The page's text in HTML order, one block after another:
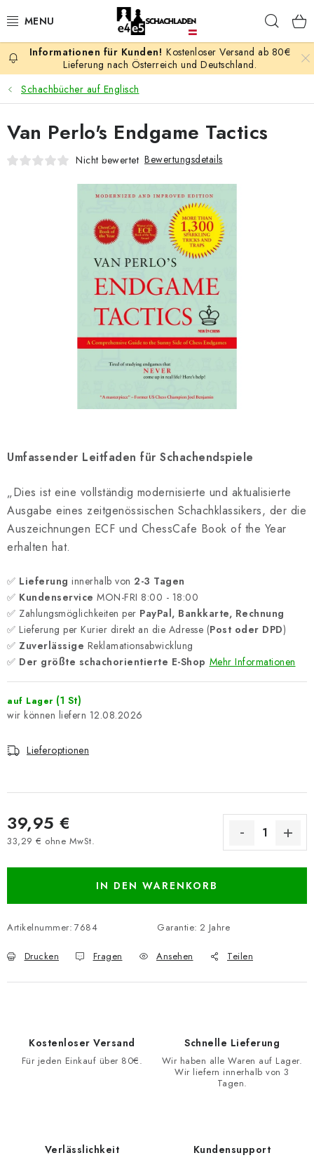
Inhalt
AKTION
SCHACHSPIELE
SCHACHFIGUREN
SCHACHBRETTER
SCHACHBÜCHER
SCHACH-ANTIQUITÄTENLADEN
SCHACH ONLINE
SCHACH-MERCH
KONTAKT
Über uns
Schachblog
Geschäftsbedingungen
Kostenloser Versand ab 80€
Lieferung nach Österreich und Deutschland.
Schachbücher auf Englisch
Umfassender Leitfaden für Schachendspiele
„Dies ist eine vollständig modernisierte und aktualisierte
Ausgabe eines zeitgenössischen Schachklassikers, der die
Auszeichnungen ECF und ChessCafe Book of the Year
erhalten hat.
✅ Lieferung innerhalb von 2-3 Tagen
✅ Kundenservice MON-FRI 8:00 - 18:00
✅ Zahlungsmöglichkeiten per PayPal, Bankkarte, Rechnung
✅ Lieferung per Kurier direkt an die Adresse (Post oder DPD)
✅ Zuverlässige Reklamationsabwicklung
✅ Der größte schachorientierte E-Shop Mehr Informationen
auf Lager (1 St)
12.08.2026
Lieferoptionen
39,95 €
33,29 € ohne MwSt.
IN DEN WARENKORB
Artikelnummer: 7684 Garantie: 2 Jahre
Drucken Fragen Ansehen Teilen
Van Perlo's Endgame Tactics
Nicht bewertet Bewertungsdetails
Kostenloser Versand
Für jeden Einkauf über 80€.
Schnelle Lieferung
Wir haben alle Waren auf Lager.
Wir liefern innerhalb von 3
Tagen.
Verlässlichkeit Kundensupport